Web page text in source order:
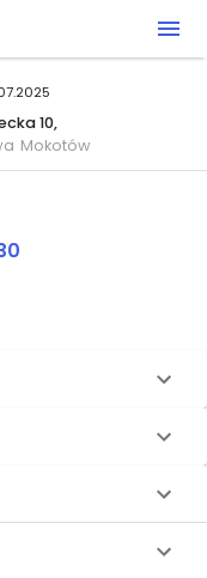
10,
Mokotów